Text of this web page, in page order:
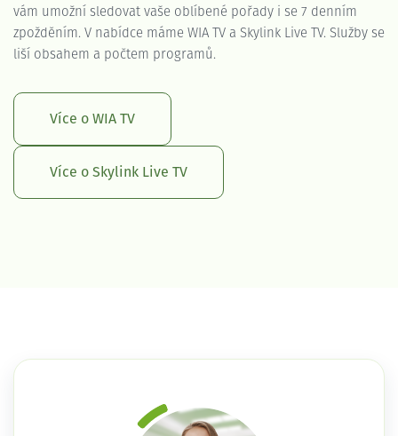
vám umožní sledovat vaše oblíbené pořady i se 7 denním
zpožděním. V nabídce máme WIA TV a Skylink Live TV. Služby se
liší obsahem a počtem programů.
Více o WIA TV
Více o Skylink Live TV